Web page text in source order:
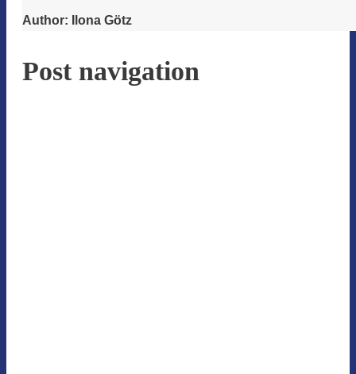
Author: Ilona Götz
Post navigation